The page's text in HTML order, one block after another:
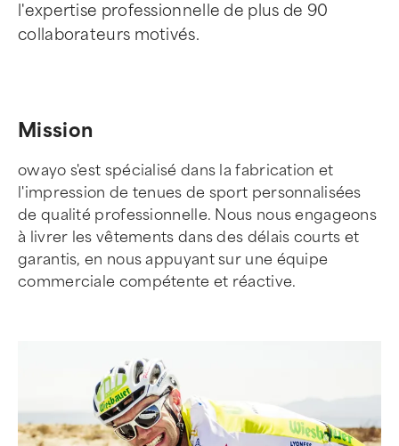
l'expertise professionnelle de plus de 90
collaborateurs motivés.
Mission
owayo s'est spécialisé dans la fabrication et
l'impression de tenues de sport personnalisées
de qualité professionnelle. Nous nous engageons
à livrer les vêtements dans des délais courts et
garantis, en nous appuyant sur une équipe
commerciale compétente et réactive.